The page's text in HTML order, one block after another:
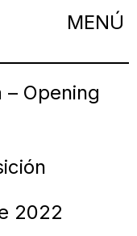
Opening
2022